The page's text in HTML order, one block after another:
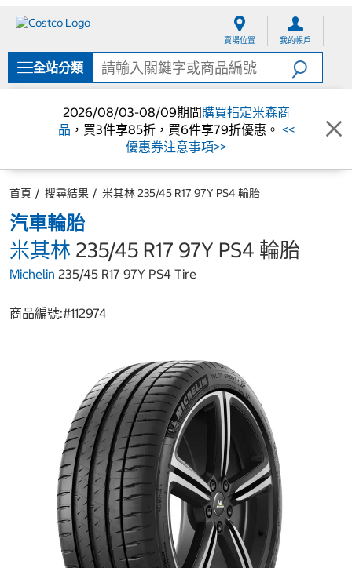
單
賣場位置 我的帳戶
全站分類
2026/08/03-08/09期間購買指定米森商
品 ，買3件享85折，買6件享79折優惠。 <<
優惠券注意事項>>
首頁 搜尋結果 米其林 235/45 R17 97Y PS4 輪胎
汽車輪胎
米其林 235/45 R17 97Y PS4 輪胎
Michelin 235/45 R17 97Y PS4 Tire
商品編號:#112974